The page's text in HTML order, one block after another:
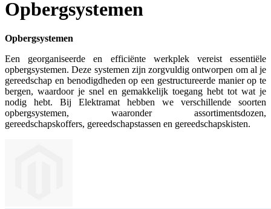
Opbergsystemen
Opbergsystemen
Een georganiseerde en efficiënte werkplek vereist essentiële
opbergsystemen. Deze systemen zijn zorgvuldig ontworpen om al je
gereedschap en benodigdheden op een gestructureerde manier op te
bergen, waardoor je snel en gemakkelijk toegang hebt tot wat je
nodig hebt. Bij Elektramat hebben we verschillende soorten
opbergsystemen, waaronder assortimentsdozen,
gereedschapskoffers, gereedschapstassen en gereedschapskisten.